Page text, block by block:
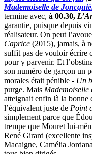
Mademoiselle de
termine avec, à 00.30,
garantie, puisque depuis
réalisateur. On peut
Caprice (2015), jamais, à
suffit pas de vouloir écrire
pour y parvenir. Et
son numéro de garçon un
morales était pénible - Un
purge. Mais Mademoiselle
atteignait enfin là la bonne
l’équivalent juste de Point
simplement parce que
trempe que Mouret lui-
René Girard (excellente
Macaigne, Camélia